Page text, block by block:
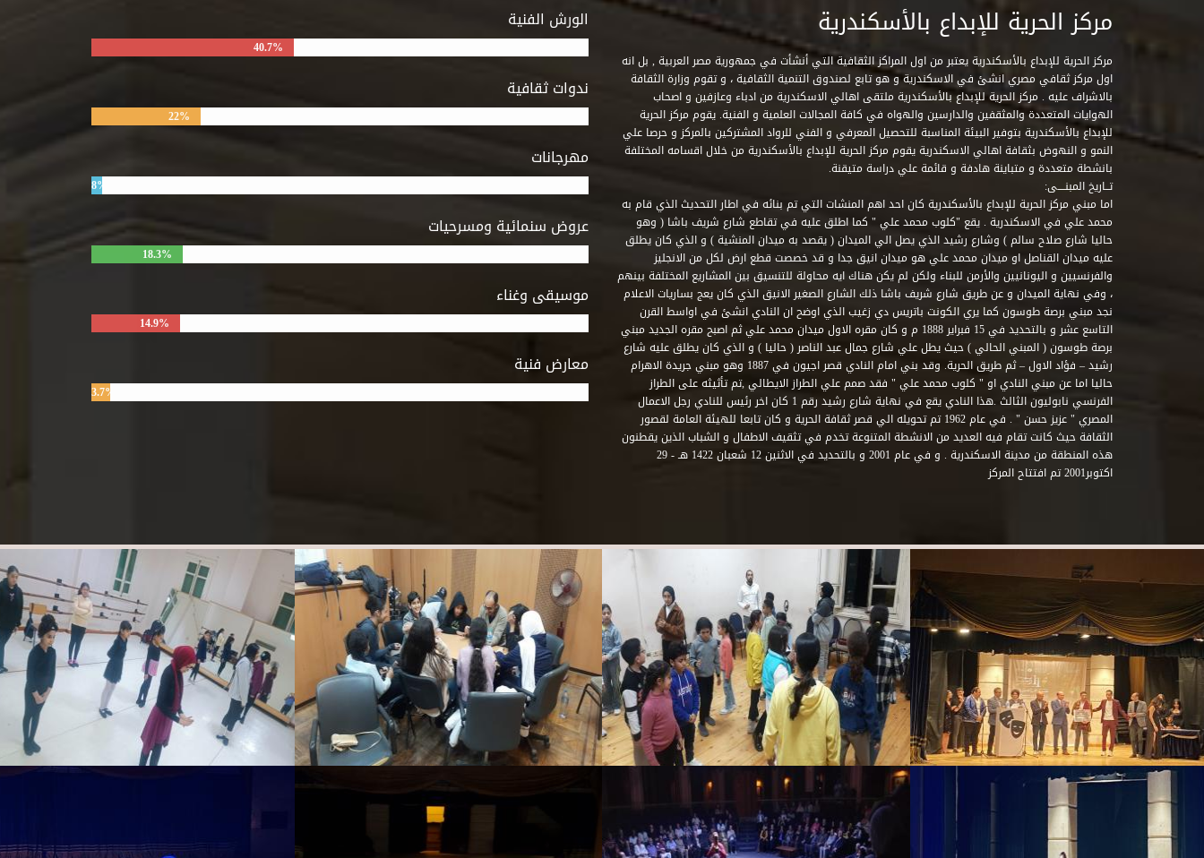
الورش الفنية
40.7%
ندوات ثقافية
22%
مهرجانات
8%
عروض سنمائية ومسرحيات
18.3%
موسيقى وغناء
14.9%
معارض فنية
3.7%
مركز الحرية للإبداع بالأسكندرية
مركز الحرية للإبداع بالأسكندرية يعتبر من اول المراكز الثقافية التي أنشأت في جمهورية مصر العربية , بل انه
اول مركز ثقافي مصري انشئ في الاسكندرية و هو تابع لصندوق التنمية الثقافية ، و تقوم وزارة الثقافة
بالاشراف عليه . مركز الحرية للإبداع بالأسكندرية ملتقى اهالي الاسكندرية من ادباء وعازفين و اصحاب
الهوايات المتعددة والمثقفين والدارسين والهواه في كافة المجالات العلمية و الفنية. يقوم مركز الحرية
للإبداع بالأسكندرية بتوفير البيئة المناسبة للتحصيل المعرفي و الفني للرواد المشتركين بالمركز و حرصا علي
النمو و النهوض بثقافة اهالي الاسكندرية يقوم مركز الحرية للإبداع بالأسكندرية من خلال اقسامه المختلفة
بانشطة متعددة و متباينة هادفة و قائمة علي دراسة متيقنة.
تــاريخ المبنــــى:
اما مبني مركز الحرية للإبداع بالأسكندرية كان احد اهم المنشات التي تم بنائه في اطار التحديث الذي قام به
محمد علي في الاسكندرية . يقع "كلوب محمد علي " كما اطلق عليه في تقاطع شارع شريف باشا ( وهو
حاليا شارع صلاح سالم ) وشارع رشيد الذي يصل الي الميدان ( يقصد به ميدان المنشية ) و الذي كان يطلق
عليه ميدان القناصل او ميدان محمد علي هو ميدان انيق جدا و قد خصصت قطع ارض لكل من الانجليز
والفرنسيين و اليونانيين والأرمن للبناء ولكن لم يكن هناك ايه محاولة للتنسيق بين المشاريع المختلفة بينهم
، وفي نهاية الميدان و عن طريق شارع شريف باشا ذلك الشارع الصغير الانيق الذي كان يعج بساريات الاعلام
نجد مبني برصة طوسون كما يري الكونت باتريس دي زغيب الذي اوضح ان النادي انشئ في اواسط القرن
التاسع عشر و بالتحديد في 15 فبراير 1888 م و كان مقره الاول ميدان محمد علي ثم اصبح مقره الجديد مبني
برصة طوسون ( المبني الحالي ) حيث يطل علي شارع جمال عبد الناصر ( حاليا ) و الذي كان يطلق عليه شارع
رشيد – فؤاد الاول – ثم طريق الحرية. وقد بني امام النادي قصر اجيون في 1887 وهو مبني جريدة الاهرام
حاليا اما عن مبني النادي او " كلوب محمد علي " فقد صمم علي الطراز الايطالي ,تم تأثيثه على الطراز
الفرنسي نابوليون الثالث .هذا النادي يقع في نهاية شارع رشيد رقم 1 كان اخر رئيس للنادي رجل الاعمال
المصري " عزيز حسن " . في عام 1962 تم تحويله الي قصر ثقافة الحرية و كان تابعا للهيئة العامة لقصور
الثقافة حيث كانت تقام فيه العديد من الانشطة المتنوعة تخدم في تثقيف الاطفال و الشباب الذين يقطنون
هذه المنطقة من مدينة الاسكندرية . و في عام 2001 و بالتحديد في الاثنين 12 شعبان 1422 هـ - 29
اكتوبر2001 تم افتتاح المركز